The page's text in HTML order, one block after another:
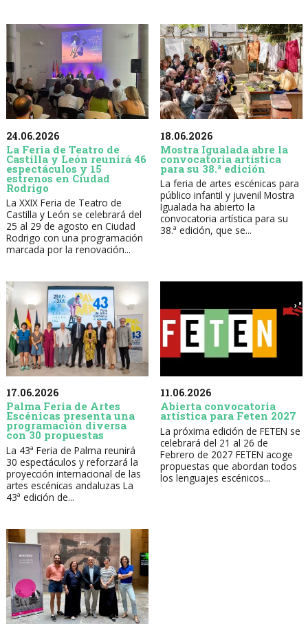
24.06.2026
La Feria de Teatro de
Castilla y León reunirá 46
espectáculos y 15
estrenos en Ciudad
Rodrigo
La XXIX Feria de Teatro de
Castilla y León se celebrará del
25 al 29 de agosto en Ciudad
Rodrigo con una programación
marcada por la renovación...
18.06.2026
Mostra Igualada abre la
convocatoria artística
para su 38.ª edición
La feria de artes escénicas para
público infantil y juvenil Mostra
Igualada ha abierto la
convocatoria artística para su
38.ª edición, que se...
17.06.2026
Palma Feria de Artes
Escénicas presenta una
programación diversa
con 30 propuestas
La 43ª Feria de Palma reunirá
30 espectáculos y reforzará la
proyección internacional de las
artes escénicas andaluzas La
43ª edición de...
11.06.2026
Abierta convocatoria
artística para Feten 2027
La próxima edición de FETEN se
celebrará del 21 al 26 de
Febrero de 2027 FETEN acoge
propuestas que abordan todos
los lenguajes escénicos...